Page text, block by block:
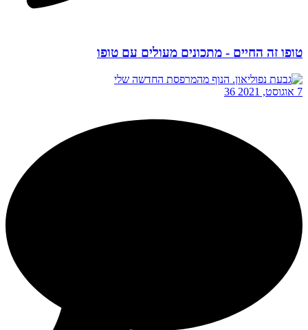
טופו זה החיים - מתכונים מעולים עם טופו
7 אוגוסט, 2021 36